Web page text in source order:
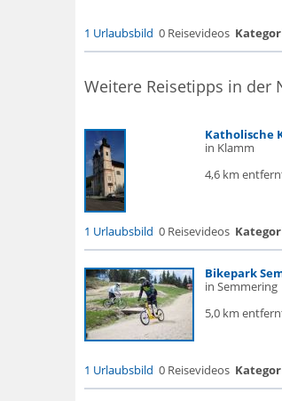
1 Urlaubsbild 0 Reisevideos
Weitere Reisetipps in der
Katholische
in Klamm
4,6 km
1 Urlaubsbild 0 Reisevideos
Bikepark
in Semmering
5,0 km
1 Urlaubsbild 0 Reisevideos